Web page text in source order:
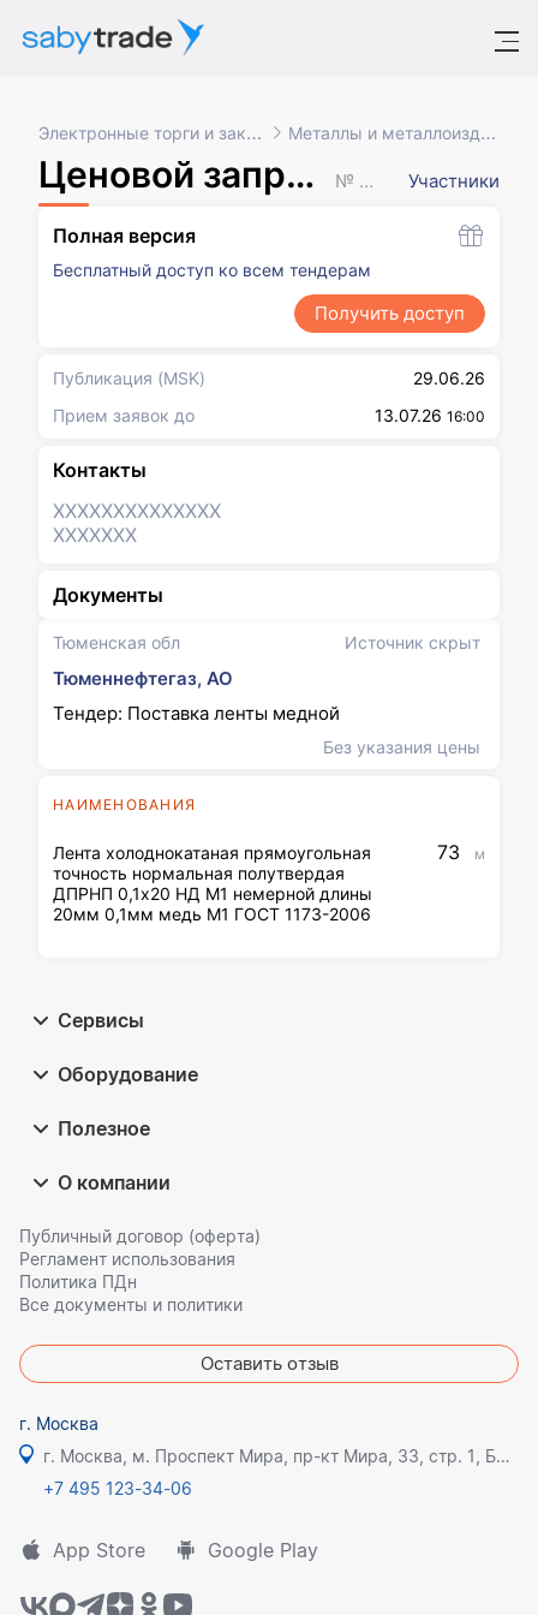
Электронные торги и закупки Металлы и металлоизделия
Ценовой запрос (с закрытыми ценами) № XXXXXXX Участники
Тюменская обл Источник скрыт
Тюменнефтегаз, АО
Тендер: Поставка ленты медной
Без указания цены
НАИМЕНОВАНИЯ
Лента холоднокатаная прямоугольная
точность нормальная полутвердая
ДПРНП 0,1х20 НД М1 немерной длины
20мм 0,1мм медь М1 ГОСТ 1173-2006
73 м
Полная версия
Бесплатный доступ ко всем тендерам
Получить доступ
Публикация (MSK)
29.06.26
Прием заявок до
13.07.26 16:00
Контакты
XXXXXXXXXXXXXX
XXXXXXX
Документы
Сервисы
Оборудование
Полезное
О компании
Публичный договор (оферта)
Регламент использования
Политика ПДн
Все документы и политики
Оставить отзыв
г. Москва
г. Москва, м. Проспект Мира, пр-кт Мира, 33, стр. 1, БЦ Олимпик плаза
+7 495 123-34-06
App Store Google Play